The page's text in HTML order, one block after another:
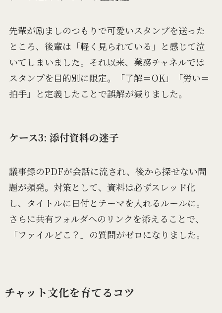
先輩が励ましのつもりで可愛いスタンプを送った
ところ、後輩は「軽く見られている」と感じて泣
いてしまいました。それ以来、業務チャネルでは
スタンプを目的別に限定。「了解＝OK」「労い＝
拍手」と定義したことで誤解が減りました。
ケース3: 添付資料の迷子
議事録のPDFが会話に流され、後から探せない問
題が頻発。対策として、資料は必ずスレッド化
し、タイトルに日付とテーマを入れるルールに。
さらに共有フォルダへのリンクを添えることで、
「ファイルどこ？」の質問がゼロになりました。
チャット文化を育てるコツ